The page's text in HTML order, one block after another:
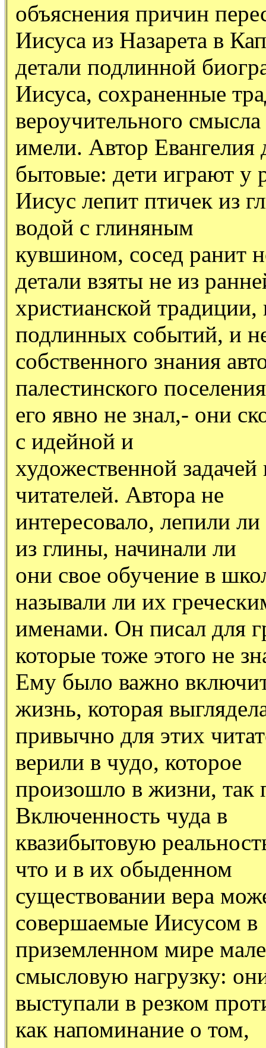
объяснения причин
Иисуса из Назарета в
детали подлинной
Иисуса, сохраненные
вероучительного
имели. Автор Евангелия
бытовые: дети играют у
Иисус лепит птичек из
водой с глиняным
кувшином, сосед ранит
детали взяты не из
христианской традиции,
подлинных событий, и
собственного знания
палестинского
его явно не знал,- они
с идейной и
художественной
читателей. Автора не
интересовало, лепили
из глины, начинали ли
они свое обучение в
называли ли их
именами. Он писал для
которые тоже этого не
Ему было важно
жизнь, которая
привычно для этих
верили в чудо, которое
произошло в жизни, так
Включенность чуда в
квазибытовую
что и в их обыденном
существовании вера
совершаемые Иисусом в
приземленном мире
смысловую нагрузку:
выступали в резком
как напоминание о том,